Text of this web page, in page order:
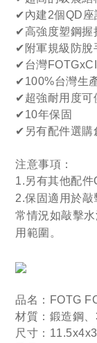
✔內建2個QD
✔高強度塑鋼握
✔ 附軍規級防脫
✔台灣
✔100%台灣生
✔超強耐用度可
✔10年保固
✔ 另有配件選購
注意事項：
1.另有其他配件
2.保固適用於敲
常情況如敲擊水
用範圍。
品名：FOTG
材質：鍛造鋼
尺寸：